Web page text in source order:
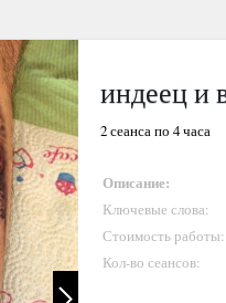
индеец и
2 сеанса по 4 часа
Описание:
Ключевые слова:
Стоимость работы:
Кол-во сеансов: